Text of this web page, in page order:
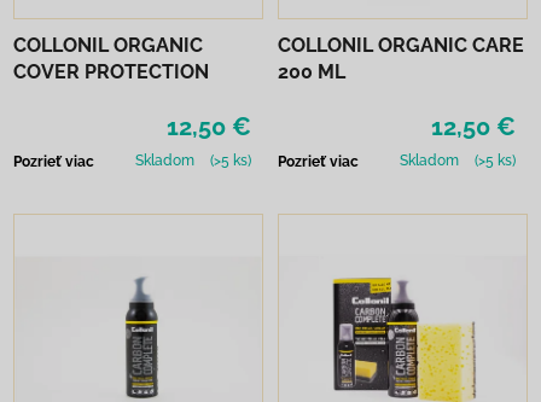
COLLONIL ORGANIC
COVER PROTECTION
12,50 €
Pozrieť viac Skladom (>5 ks)
COLLONIL ORGANIC CARE
200 ML
12,50 €
Pozrieť viac Skladom (>5 ks)